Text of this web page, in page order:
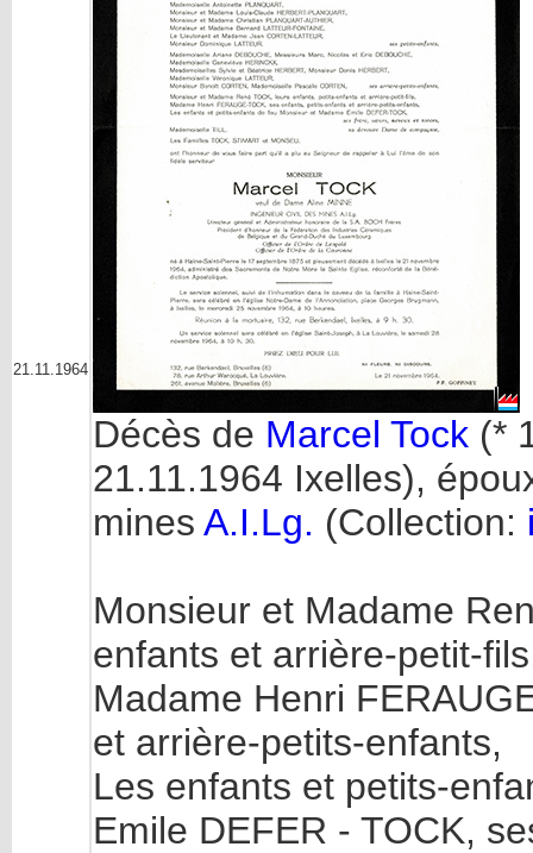
21.11.1964
Décès de Marcel Tock (*
21.11.1964 Ixelles),
mines A.I.Lg. (Collection:
Monsieur et Madame
enfants et arrière-petit-
Madame Henri
et arrière-petits-enfants,
Les enfants et petits-
Emile DEFER - TOCK,